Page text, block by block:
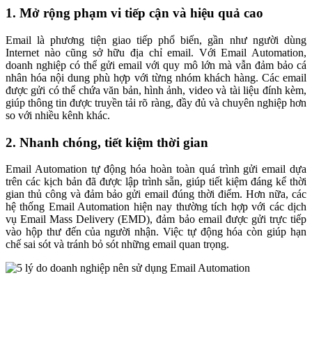
1. Mở rộng phạm vi tiếp cận và hiệu quả cao
Email là phương tiện giao tiếp phổ biến, gần như người dùng
Internet nào cũng sở hữu địa chỉ email. Với Email Automation,
doanh nghiệp có thể gửi email với quy mô lớn mà vẫn đảm bảo cá
nhân hóa nội dung phù hợp với từng nhóm khách hàng. Các email
được gửi có thể chứa văn bản, hình ảnh, video và tài liệu đính kèm,
giúp thông tin được truyền tải rõ ràng, đầy đủ và chuyên nghiệp hơn
so với nhiều kênh khác.
2. Nhanh chóng, tiết kiệm thời gian
Email Automation tự động hóa hoàn toàn quá trình gửi email dựa
trên các kịch bản đã được lập trình sẵn, giúp tiết kiệm đáng kể thời
gian thủ công và đảm bảo gửi email đúng thời điểm. Hơn nữa, các
hệ thống Email Automation hiện nay thường tích hợp với các dịch
vụ Email Mass Delivery (EMD), đảm bảo email được gửi trực tiếp
vào hộp thư đến của người nhận. Việc tự động hóa còn giúp hạn
chế sai sót và tránh bỏ sót những email quan trọng.